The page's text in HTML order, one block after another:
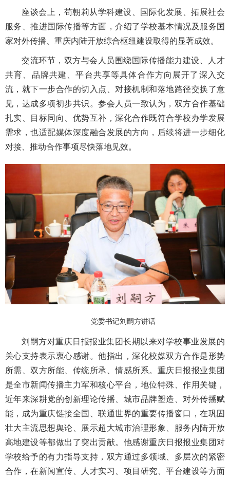
座谈会上，苟朝莉从学科建设、国际化发展、拓展社会
服务、推进国际传播等方面，介绍了学校基本情况及服务国
家对外传播、重庆内陆开放综合枢纽建设取得的显著成效。
交流环节，双方与会人员围绕国际传播能力建设、人才
共育、品牌共建、平台共享等具体合作方向展开了深入交
流，就下一步合作的切入点、对接机制和落地路径交换了意
见，达成多项初步共识。参会人员一致认为，双方合作基础
扎实、目标同向、优势互补，深化合作既符合学校办学发展
需求，也适配媒体深度融合发展的方向，后续将进一步细化
对接、推动合作事项尽快落地见效。
党委书记刘嗣方讲话
刘嗣方对重庆日报报业集团长期以来对学校事业发展的
关心支持表示衷心感谢。他指出，深化校媒双方合作是形势
所需、双方所能、传统所承、情感所系。重庆日报报业集团
是全市新闻传播主力军和核心平台，地位特殊、作用关键，
近年来深耕党的创新理论传播、城市品牌塑造、对外传播赋
能，成为重庆链接全国、联通世界的重要传播窗口，在巩固
壮大主流思想舆论、展示超大城市治理形象、服务内陆开放
高地建设等都做出了突出贡献。他感谢重庆日报报业集团对
学校给予的有力指导支持，双方通过多领域、多层次的紧密
合作，在新闻宣传、人才实习、项目研究、平台建设等方面